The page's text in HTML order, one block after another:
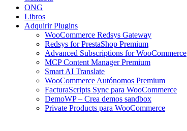
ONG
Libros
Adquirir Plugins
WooCommerce Redsys Gateway
Redsys for PrestaShop Premium
Advanced Subscriptions for WooCommerce
MCP Content Manager Premium
Smart AI Translate
WooCommerce Autónomos Premium
FacturaScripts Sync para WooCommerce
DemoWP – Crea demos sandbox
Private Products para WooCommerce